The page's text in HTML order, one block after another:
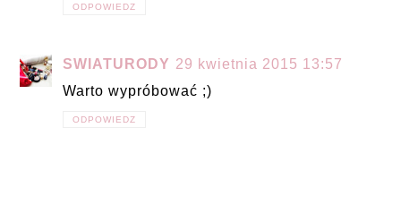
ODPOWIEDZ
SWIATURODY 29 kwietnia 2015 13:57
Warto wypróbować ;)
ODPOWIEDZ